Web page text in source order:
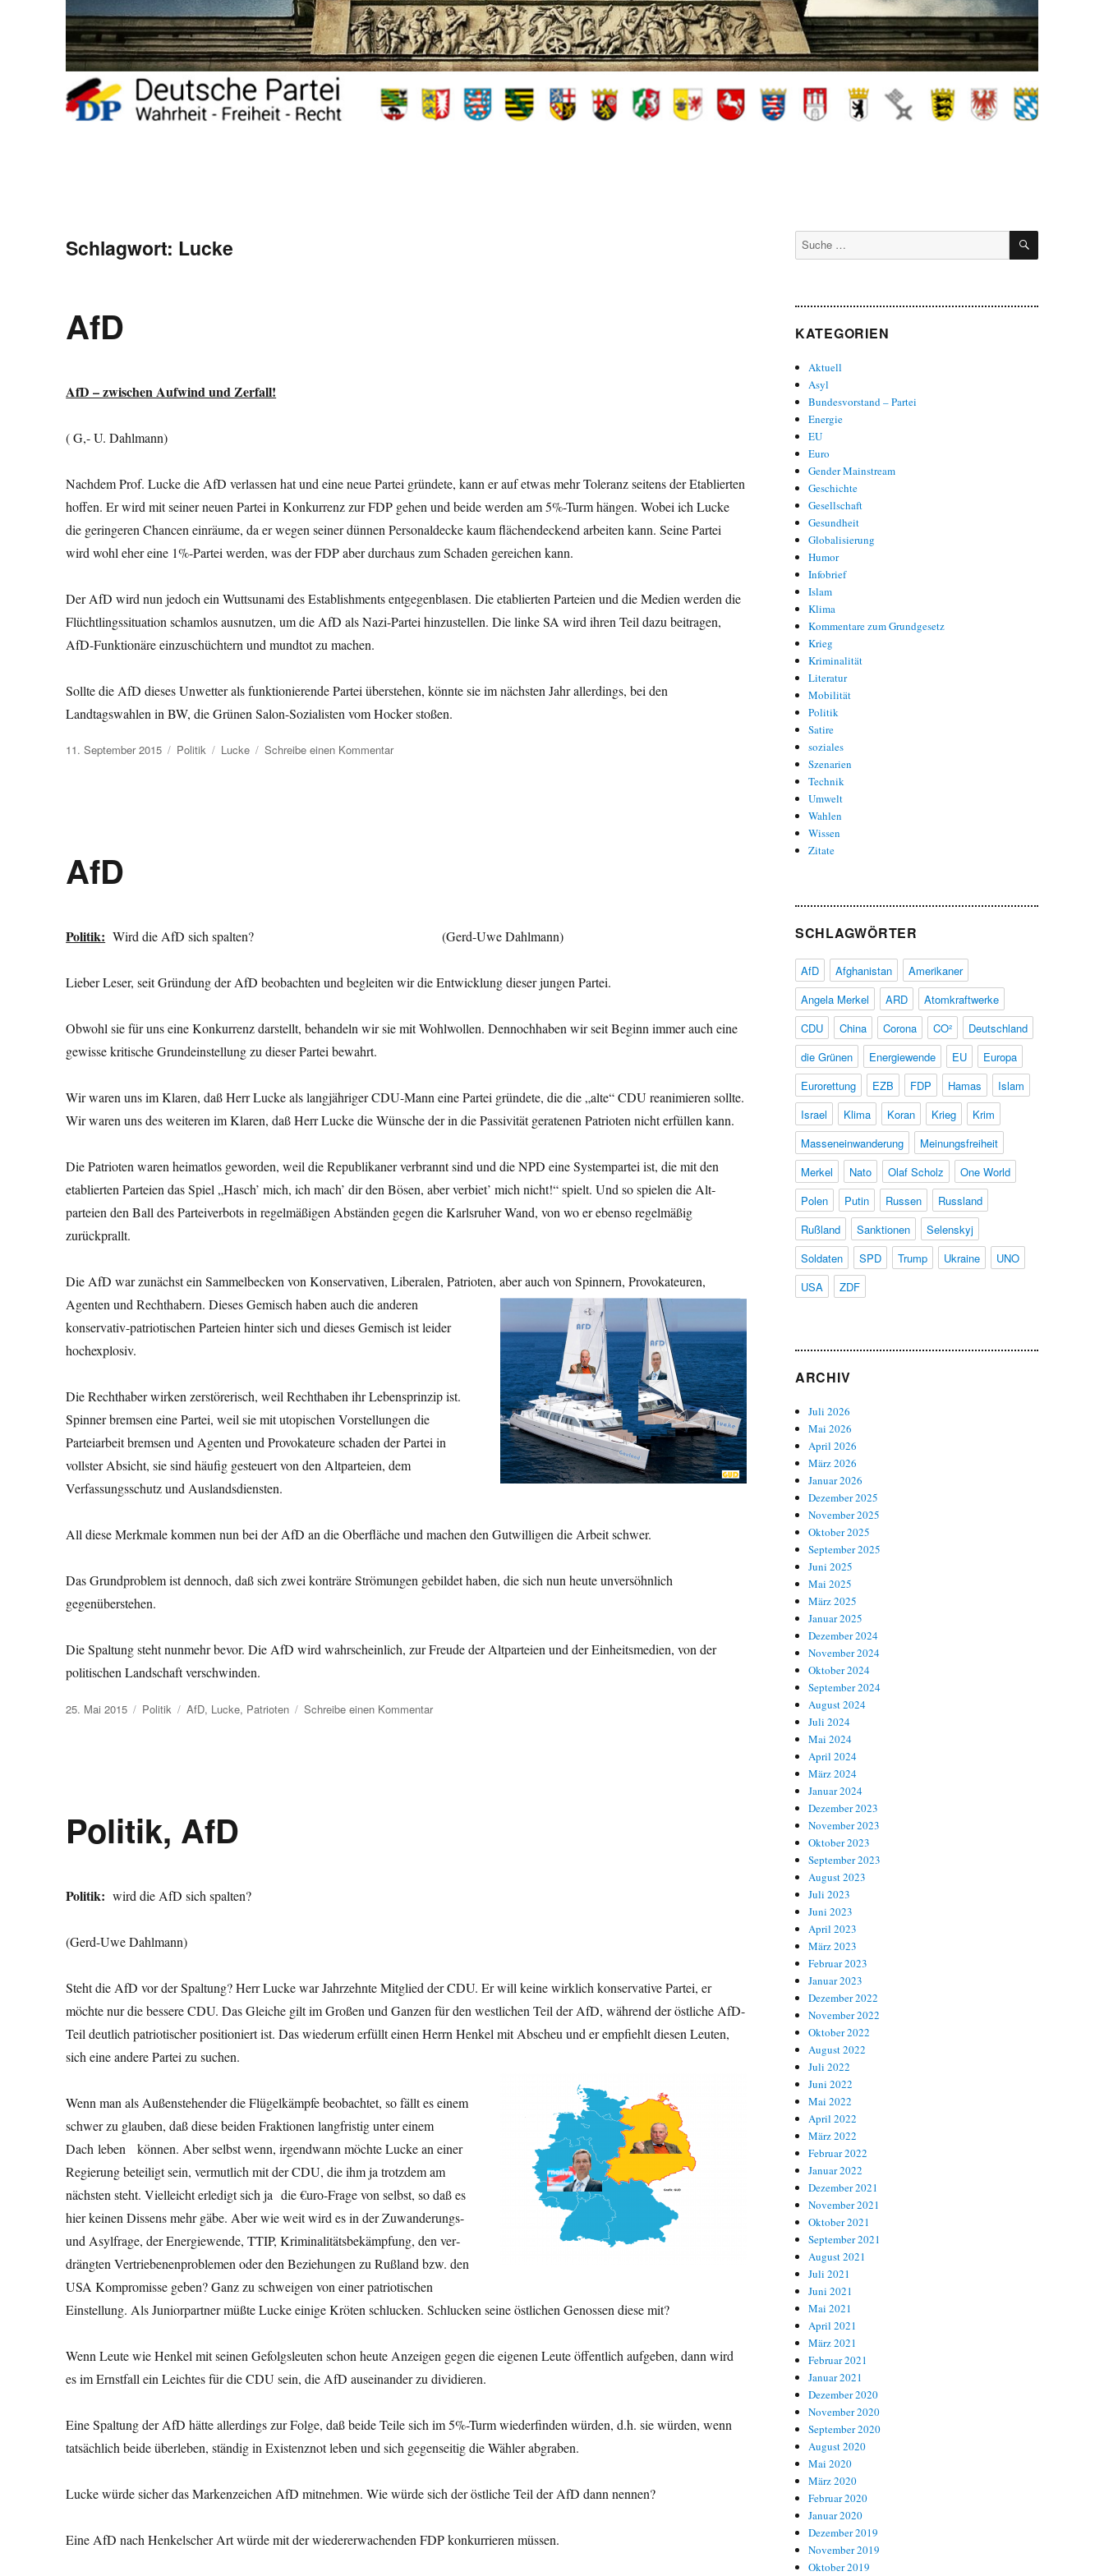
Schlagwort: Lucke
AfD
AfD – zwischen Aufwind und Zerfall!
( G,- U. Dahlmann)
Nachdem Prof. Lucke die AfD verlassen hat und eine neue Partei gründete, kann er auf etwas mehr Toleranz seitens der Etablierten
hoffen. Er wird mit seiner neuen Partei in Konkurrenz zur FDP gehen und beide werden am 5%-Turm hängen. Wobei ich Lucke
die geringeren Chancen einräume, da er wegen seiner dünnen Personaldecke kaum flächendeckend arbeiten kann. Seine Partei
wird wohl eher eine 1%-Partei werden, was der FDP aber durchaus zum Schaden gereichen kann.
Der AfD wird nun jedoch ein Wuttsunami des Establishments entgegenblasen. Die etablierten Par­teien und die Medien werden die
Flüchtlingssituation schamlos ausnutzen, um die AfD als Nazi-Partei hinzustellen. Die linke SA wird ihren Teil dazu beitragen,
AfD-Funktionäre einzuschüchtern und mundtot zu machen.
Sollte die AfD dieses Unwetter als funktionierende Partei überstehen, könnte sie im nächsten Jahr allerdings, bei den
Landtagswahlen in BW, die Grünen Salon-Sozialisten vom Hocker stoßen.
Veröffentlicht
11. September 2015 Kategorien
Politik Schlagwörter
Lucke Schreibe einen Kommentarzu
AfD
Politik: Wird die AfD sich spalten? (Gerd-Uwe Dahlmann)
Lieber Leser, seit Gründung der AfD beobachten und begleiten wir die Entwicklung dieser jungen Partei.
Obwohl sie für uns eine Konkurrenz darstellt, behandeln wir sie mit Wohlwollen. Dennochhaben wir seit Beginn immer auch eine
gewisse kritische Grundeinstellung zu dieser Partei bewahrt.
Wir waren uns im Klaren, daß Herr Lucke als langjähriger CDU-Mann eine Partei gründete, die die „alte“ CDU reanimieren sollte.
Wir waren uns des weiteren im Klaren, daß Herr Lucke die Wünsche der in die Passivität geratenen Patrioten nicht erfüllen kann.
Die Patrioten waren heimatlos geworden, weil die Republikaner verbrannt sind und die NPD eine Systempartei ist, die mit den
etablierten Parteien das Spiel „Hasch’ mich, ich mach’ dir den Bösen, aber verbiet’ mich nicht!“ spielt. Und so spielen die Alt­
parteien den Ball des Parteiverbots in regelmäßigen Abständen gegen die Karlsruher Wand, von wo er ebenso regelmäßig
zurückprallt.
Die AfD war zunächst ein Sammelbecken von Konservativen, Liberalen, Patrioten, aber auch von Spinnern, Provokateuren,
Agenten undRechthabern. Dieses Gemisch haben auch die anderen
konservativ-patriotischen Parteien hinter sich und dieses Gemisch ist leider
hochexplosiv.
Die Rechthaber wirken zerstörerisch, weil Recht­haben ihr Lebensprinzip ist.
Spinner bremsen eine Partei, weil sie mit utopischen Vorstellungen die
Parteiarbeit bremsen und Agenten und Provokateure schaden der Partei in
vollster Absicht, sie sind häufig gesteuert von den Altparteien, dem
Verfassungs­schutz und Auslandsdiensten.
All diese Merkmale kommen nun bei der AfD an die Oberfläche und machen den Gutwilligen die Arbeit schwer.
Das Grundproblem ist dennoch, daß sich zwei konträre Strömungen gebildet haben, die sich nun heute unversöhnlich
gegenüberstehen.
Die Spaltung steht nunmehr bevor. Die AfD wird wahrscheinlich, zur Freude der Altparteien und der Einheitsmedien, von der
politischen Landschaft verschwinden.
Veröffentlicht
25. Mai 2015 Kategorien
Politik Schlagwörter
AfD, Lucke, Patrioten Schreibe einen Kommentarzu
Politik, AfD
Politik: wird die AfD sich spalten?
(Gerd-Uwe Dahlmann)
Steht die AfD vor der Spaltung? Herr Lucke war Jahrzehnte Mitglied der CDU. Er will keine wirklich konservative Partei, er
möchte nur die bessere CDU. Das Gleiche gilt im Großen und Ganzen für den westlichen Teil der AfD, während der östliche AfD-
Teil deutlich patriotischer positioniert ist. Das wiederum erfüllt einen Herrn Henkel mit Abscheu und er empfiehlt diesen Leuten,
sich eine andere Partei zu suchen.
Wenn man als Außenstehender die Flügelkämpfe beobachtet, so fällt es einem
schwer zu glauben, daß diese beiden Fraktionen langfristig unter einem
Dach leben können. Aber selbst wenn, irgendwann möchte Lucke an einer
Regierung beteiligt sein, vermutlich mit der CDU, die ihm ja trotzdem am
nächsten steht. Vielleicht erledigt sich ja die €uro-Frage von selbst, so daß es
hier keinen Dissens mehr gäbe. Aber wie weit wird es in der Zuwanderungs-
und Asylfrage, der Energiewende, TTIP, Kriminalitätsbekämpfung, den ver­
drängten Vertriebenenproblemen oder den Beziehun­gen zu Rußland bzw. den
USA Kompromisse geben? Ganz zu schweigen von einer patriotischen
Einstellung. Als Juniorpartner müßte Lucke einige Kröten schlucken. Schlucken seine östlichen Genossen diese mit?
Wenn Leute wie Henkel mit seinen Gefolgsleuten schon heute Anzeigen gegen die eigenen Leute öffentlich aufgeben, dann wird
es im Ernstfall ein Leichtes für die CDU sein, die AfD auseinander zu dividieren.
Eine Spaltung der AfD hätte allerdings zur Folge, daß beide Teile sich im 5%-Turm wiederfinden würden, d.h. sie würden, wenn
tatsächlich beide überleben, ständig in Existenznot leben und sich gegenseitig die Wähler abgraben.
Lucke würde sicher das Markenzeichen AfD mitnehmen. Wie würde sich der östliche Teil der AfD dann nennen?
Eine AfD nach Henkelscher Art würde mit der wieder­erwachenden FDP konkurrieren müssen.
Suche
nach:
SUCHEN
KATEGORIEN
Aktuell
Asyl
Bundesvorstand – Partei
Energie
EU
Euro
Gender Mainstream
Geschichte
Gesellschaft
Gesundheit
Globalisierung
Humor
Infobrief
Islam
Klima
Kommentare zum Grundgesetz
Krieg
Kriminalität
Literatur
Mobilität
Politik
Satire
soziales
Szenarien
Technik
Umwelt
Wahlen
Wissen
Zitate
SCHLAGWÖRTER
AfD Afghanistan
Amerikaner
Angela Merkel
ARD
Atomkraftwerke
CDU
China Corona CO²
Deutschland
die Grünen
Energiewende EU
Europa
Eurorettung
EZB FDP Hamas
Islam
Israel
Klima Koran Krieg
Krim
Masseneinwanderung
Meinungsfreiheit
Merkel
Nato Olaf Scholz
One World
Polen
Putin Russen
Russland
Rußland
Sanktionen
Selenskyj
Soldaten
SPD Trump Ukraine
UNO
USA
ZDF
ARCHIV
Juli 2026
Mai 2026
April 2026
März 2026
Januar 2026
Dezember 2025
November 2025
Oktober 2025
September 2025
Juni 2025
Mai 2025
März 2025
Januar 2025
Dezember 2024
November 2024
Oktober 2024
September 2024
August 2024
Juli 2024
Mai 2024
April 2024
März 2024
Januar 2024
Dezember 2023
November 2023
Oktober 2023
September 2023
August 2023
Juli 2023
Juni 2023
April 2023
März 2023
Februar 2023
Januar 2023
Dezember 2022
November 2022
Oktober 2022
August 2022
Juli 2022
Juni 2022
Mai 2022
April 2022
März 2022
Februar 2022
Januar 2022
Dezember 2021
November 2021
Oktober 2021
September 2021
August 2021
Juli 2021
Juni 2021
Mai 2021
April 2021
März 2021
Februar 2021
Januar 2021
Dezember 2020
November 2020
September 2020
August 2020
Mai 2020
März 2020
Februar 2020
Januar 2020
Dezember 2019
November 2019
Oktober 2019